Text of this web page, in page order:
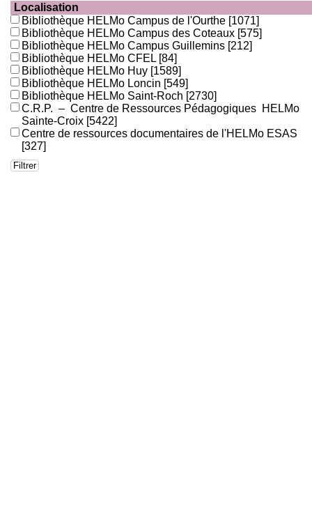
Localisation
Bibliothèque HELMo Campus de l'Ourthe [1071]
Bibliothèque HELMo Campus des Coteaux [575]
Bibliothèque HELMo Campus Guillemins [212]
Bibliothèque HELMo CFEL [84]
Bibliothèque HELMo Huy [1589]
Bibliothèque HELMo Loncin [549]
Bibliothèque HELMo Saint-Roch [2730]
C.R.P. – Centre de Ressources Pédagogiques HELMo
Sainte-Croix [5422]
Centre de ressources documentaires de l'HELMo ESAS
[327]